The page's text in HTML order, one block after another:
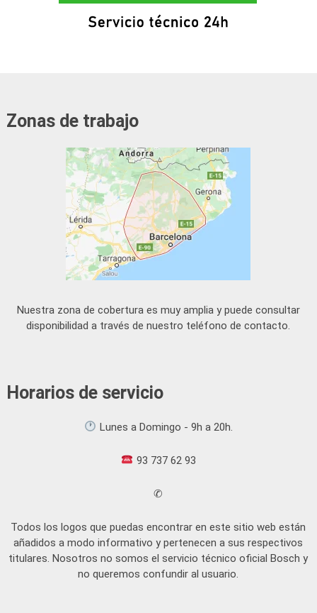
Zonas de trabajo
Nuestra zona de cobertura es muy amplia y puede consultar
disponibilidad a través de nuestro teléfono de contacto.
Horarios de servicio
Lunes a Domingo - 9h a 20h.
93 737 62 93
✆
Todos los logos que puedas encontrar en este sitio web están
añadidos a modo informativo y pertenecen a sus respectivos
titulares. Nosotros no somos el servicio técnico oficial Bosch y
no queremos confundir al usuario.